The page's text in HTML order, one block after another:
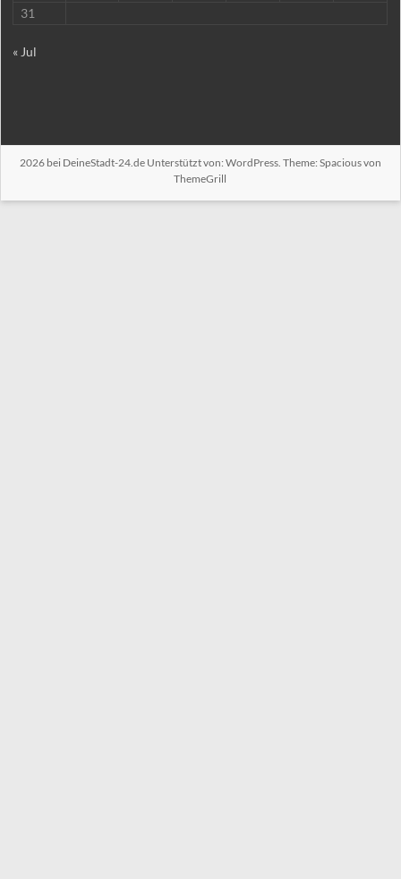
31
« Jul
2026 bei DeineStadt-24.deUnterstützt von: WordPress. Theme: Spacious von
ThemeGrill